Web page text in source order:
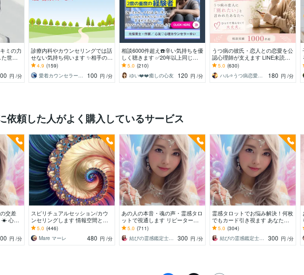
ミの力
世界
円 /分
診療内科やカウンセリングでは話
せない気持ち伺います ✨相手の表
情を読みすぎて自分を見失ってい
る方のお話聞きます
4.9 (159)
愛着カウンセラーnatsume
100 円 /分
相談6000件超え☎️辛い気持ちを優
しく聴きます ✅20年以上同じ経
験したHSP(繊細)カウンセラーが
聴きます
5.0 (210)
ゆい❤️❤️癒しの心友
120 円 /分
うつ病の彼氏・恋人との恋愛を公
認心理師が支えます LINE未読・
別れ話・距離感を元当事者が一緒
に整理します
5.0 (630)
ハル⭐うつ病恋愛カウンセラー
180 円 /分
依頼した人がよく購入しているサービス
交差
☀ 心の
、希望
円 /分
スピリチュアルセッション/カウ
ンセリングします 情報空間と繋
がり望む現実を創る方向性を導く
セッションをします
5.0 (446)
Mare マーレ
480 円 /分
あの人の本音・魂の声・霊感タロ
ットで視通します リピーター続
出♡悩める恋愛・人間関係・生き
方の迷いに！
5.0 (711)
結びの霊感鑑定士♡心の守護者優真（ゆうま
300 円 /分
霊感タロットでお悩み解決！何枚
でもカード引き視ます あなたの
抱える心の疑問や不安、なんでも
お答え！！
5.0 (304)
結びの霊感鑑定士♡心の守護者優真（ゆうま
300 円 /分